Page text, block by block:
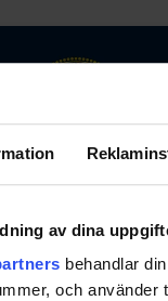
av dina
behandlar
och använder